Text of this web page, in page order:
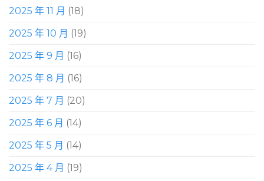
2025 年 11 月 (18)
2025 年 10 月 (19)
2025 年 9 月 (16)
2025 年 8 月 (16)
2025 年 7 月 (20)
2025 年 6 月 (14)
2025 年 5 月 (14)
2025 年 4 月 (19)